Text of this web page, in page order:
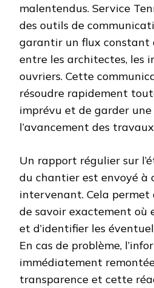
malentendus. Service
des outils de
garantir un flux constant
entre les architectes, les
ouvriers. Cette
résoudre rapidement
imprévu et de garder une
l’avancement des
Un rapport régulier sur
du chantier est envoyé à
intervenant. Cela permet
de savoir exactement où
et d’identifier les
En cas de problème,
immédiatement
transparence et cette